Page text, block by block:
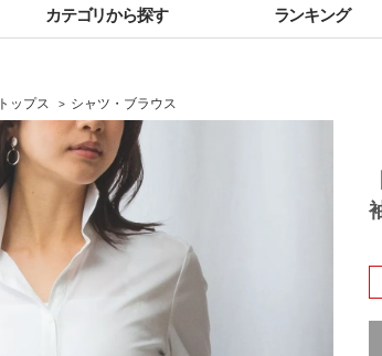
カテゴリから探す ランキング
トップス > シャツ・ブラウス